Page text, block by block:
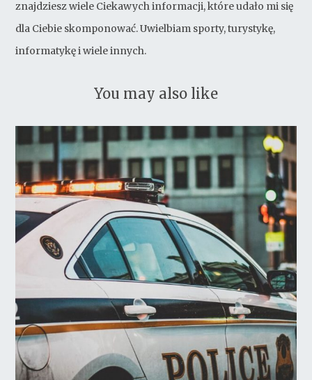
znajdziesz wiele Ciekawych informacji, które udało mi się
dla Ciebie skomponować. Uwielbiam sporty, turystykę,
informatykę i wiele innych.
You may also like